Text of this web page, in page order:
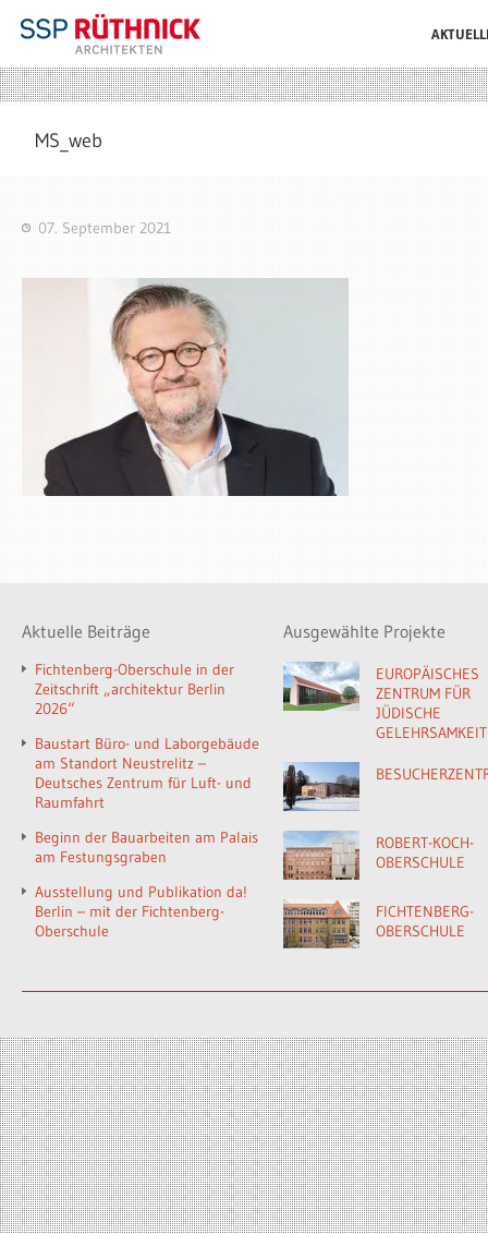
MS_web
07. September 2021
Aktuelle Beiträge
Fichtenberg-Oberschule in der
Zeitschrift „architektur Berlin
2026“
Baustart Büro- und Laborgebäude
am Standort Neustrelitz –
Deutsches Zentrum für Luft- und
Raumfahrt
Beginn der Bauarbeiten am Palais
am Festungsgraben
Ausstellung und Publikation da!
Berlin – mit der Fichtenberg-
Oberschule
Ausgewählte Projekte
EUROPÄISCHES
ZENTRUM FÜR
JÜDISCHE
GELEHRSAMKEIT
ROBERT-KOCH-
OBERSCHULE
FICHTENBERG-
OBERSCHULE